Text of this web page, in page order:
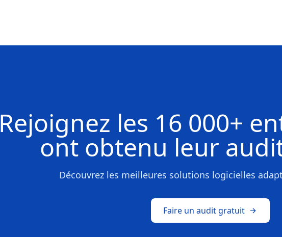
Rejoignez les 16 000+
ont obtenu leur
Découvrez les meilleures solutions logicielles
Faire un audit gratuit